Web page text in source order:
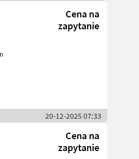
Cena na
zapytanie
20-12-2025 07:33
Cena na
zapytanie